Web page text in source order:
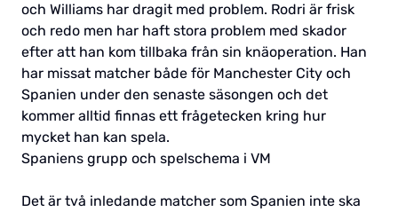
och Williams har dragit med problem. Rodri är frisk
och redo men har haft stora problem med skador
efter att han kom tillbaka från sin knäoperation. Han
har missat matcher både för Manchester City och
Spanien under den senaste säsongen och det
kommer alltid finnas ett frågetecken kring hur
mycket han kan spela.
Spaniens grupp och spelschema i VM
Det är två inledande matcher som Spanien inte ska